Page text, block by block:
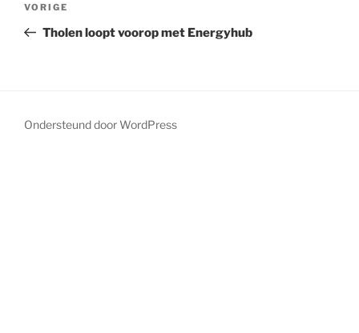
VORIGE
Tholen loopt voorop met Energyhub
Ondersteund door WordPress